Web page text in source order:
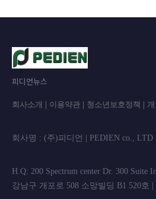
피디언뉴스
회사소개 | 이용약관 | 청소년보호정책 |
회사명 : (주)피디언
H.Q: 200 Spectrum center Dr. 300 Suite
강남구 개포로 508 소망빌딩 B1 520호 |